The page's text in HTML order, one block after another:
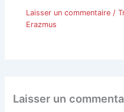
Laisser un commentaire /
Erazmus
Laisser un